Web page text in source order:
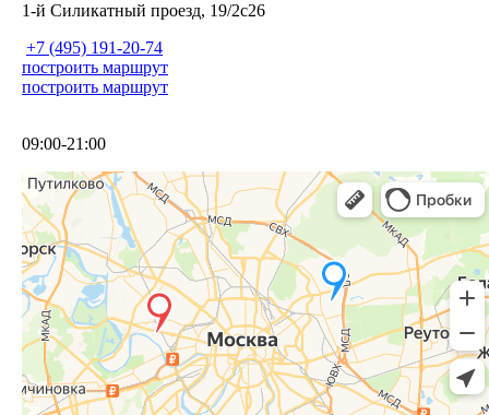
1-й Силикатный проезд, 19/2с26
+7 (495) 191-20-74
построить маршрут
построить маршрут
09:00-21:00